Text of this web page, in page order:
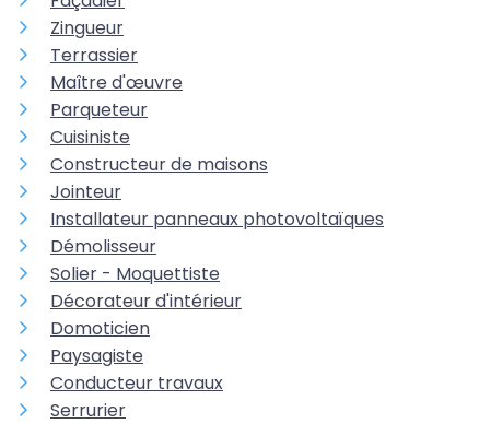
Zingueur
Terrassier
Maître d'œuvre
Parqueteur
Cuisiniste
Constructeur de maisons
Jointeur
Installateur panneaux photovoltaïques
Démolisseur
Solier - Moquettiste
Décorateur d'intérieur
Domoticien
Paysagiste
Conducteur travaux
Serrurier